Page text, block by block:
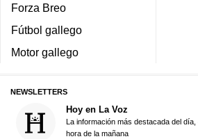
Forza Breo
Fútbol gallego
Motor gallego
NEWSLETTERS
Hoy en La Voz
La información más destacada del
hora de la mañana